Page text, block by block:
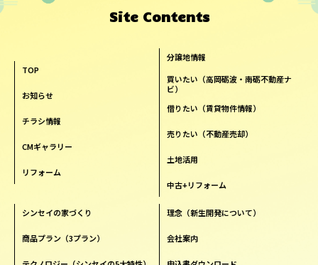
Site Contents
TOP
お知らせ
チラシ情報
CMギャラリー
リフォーム
分譲地情報
買いたい（高岡砺波・南砺不動産ナ
ビ）
借りたい（賃貸物件情報）
売りたい（不動産売却）
土地活用
中古+リフォーム
シンセイの家づくり
商品プラン（3プラン）
理念（新生開発について）
会社案内